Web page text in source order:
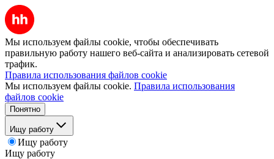
Мы используем файлы cookie, чтобы обеспечивать
правильную работу нашего веб-сайта и анализировать сетевой
трафик.
Правила использования файлов cookie
Мы используем файлы cookie. Правила использования
файлов cookie
Понятно
Ищу работу
Ищу работу
Ищу работу